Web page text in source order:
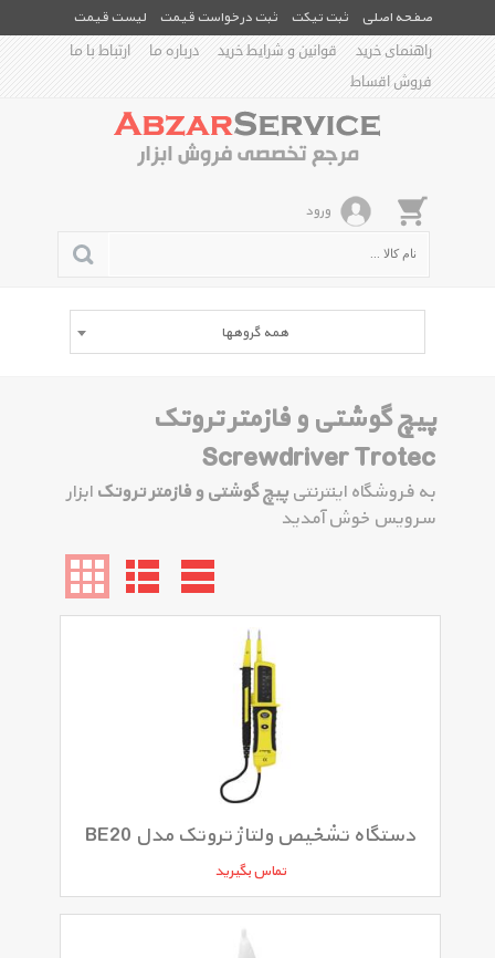
صفحه اصلی ثبت تیکت ثبت درخواست قیمت
لیست قیمت
راهنمای خرید
قوانین و شرایط خرید درباره ما
ارتباط با ما
فروش اقساط
ورود
همه گروهها
پیچ گوشتی و فازمتر تروتک
Screwdriver Trotec
به فروشگاه اینترنتی پیچ گوشتی و فازمتر تروتک ابزار
سرویس خوش آمدید
دستگاه تشخیص ولتاژ تروتک مدل BE20
تماس بگیرید